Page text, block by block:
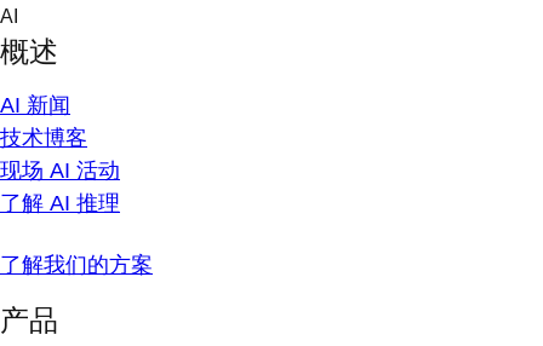
Skip
content
AI
概述
AI 新闻
技术博客
现场 AI 活动
了解 AI 推理
了解我们的方案
产品